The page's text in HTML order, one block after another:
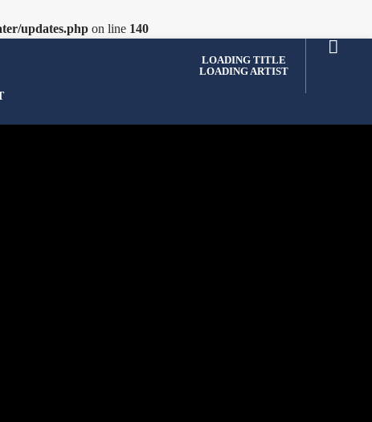
updates.php on line 140
LOADING TITLE
LOADING ARTIST